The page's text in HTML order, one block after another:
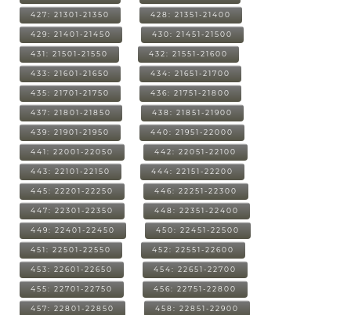
427: 21301-21350 428: 21351-21400
429: 21401-21450 430: 21451-21500
431: 21501-21550 432: 21551-21600
433: 21601-21650 434: 21651-21700
435: 21701-21750 436: 21751-21800
437: 21801-21850 438: 21851-21900
439: 21901-21950 440: 21951-22000
441: 22001-22050 442: 22051-22100
443: 22101-22150 444: 22151-22200
445: 22201-22250 446: 22251-22300
447: 22301-22350 448: 22351-22400
449: 22401-22450 450: 22451-22500
451: 22501-22550 452: 22551-22600
453: 22601-22650 454: 22651-22700
455: 22701-22750 456: 22751-22800
457: 22801-22850 458: 22851-22900